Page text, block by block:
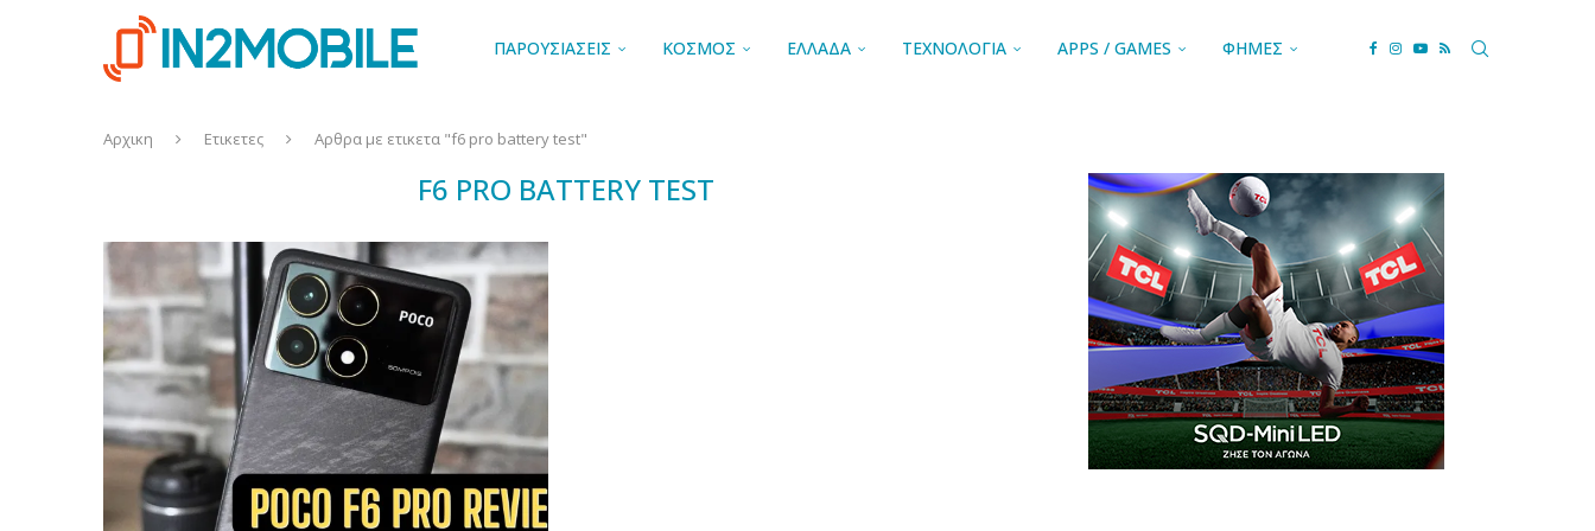
ΠΑΡΟΥΣΙΑΣΕΙΣ ΚΟΣΜΟΣ ΕΛΛΑΔΑ ΤΕΧΝΟΛΟΓΙΑ APPS / GAMES ΦΗΜΕΣ
Αρχικη Ετικετες Αρθρα με ετικετα "f6 pro battery test"
F6 PRO BATTERY TEST